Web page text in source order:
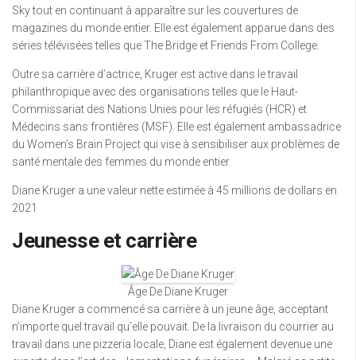
Sky tout en continuant à apparaître sur les couvertures de
magazines du monde entier. Elle est également apparue dans des
séries télévisées telles que The Bridge et Friends From College.
Outre sa carrière d’actrice, Kruger est active dans le travail
philanthropique avec des organisations telles que le Haut-
Commissariat des Nations Unies pour les réfugiés (HCR) et
Médecins sans frontières (MSF). Elle est également ambassadrice
du Women’s Brain Project qui vise à sensibiliser aux problèmes de
santé mentale des femmes du monde entier.
Diane Kruger a une valeur nette estimée à 45 millions de dollars en
2021
Jeunesse et carrière
Âge De Diane Kruger
Diane Kruger a commencé sa carrière à un jeune âge, acceptant
n’importe quel travail qu’elle pouvait. De la livraison du courrier au
travail dans une pizzeria locale, Diane est également devenue une